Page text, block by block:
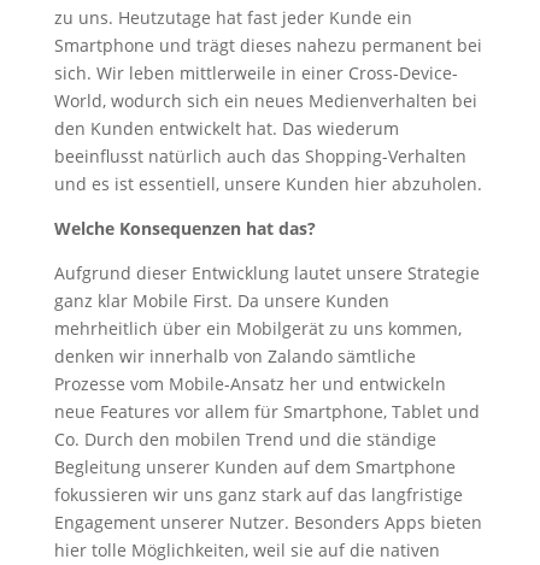
zu uns. Heutzutage hat fast jeder Kunde ein
Smartphone und trägt dieses nahezu permanent bei
sich. Wir leben mittlerweile in einer Cross-Device-
World, wodurch sich ein neues Medienverhalten bei
den Kunden entwickelt hat. Das wiederum
beeinflusst natürlich auch das Shopping-Verhalten
und es ist essentiell, unsere Kunden hier abzuholen.
Welche Konsequenzen hat das?
Aufgrund dieser Entwicklung lautet unsere Strategie
ganz klar Mobile First. Da unsere Kunden
mehrheitlich über ein Mobilgerät zu uns kommen,
denken wir innerhalb von Zalando sämtliche
Prozesse vom Mobile-Ansatz her und entwickeln
neue Features vor allem für Smartphone, Tablet und
Co. Durch den mobilen Trend und die ständige
Begleitung unserer Kunden auf dem Smartphone
fokussieren wir uns ganz stark auf das langfristige
Engagement unserer Nutzer. Besonders Apps bieten
hier tolle Möglichkeiten, weil sie auf die nativen